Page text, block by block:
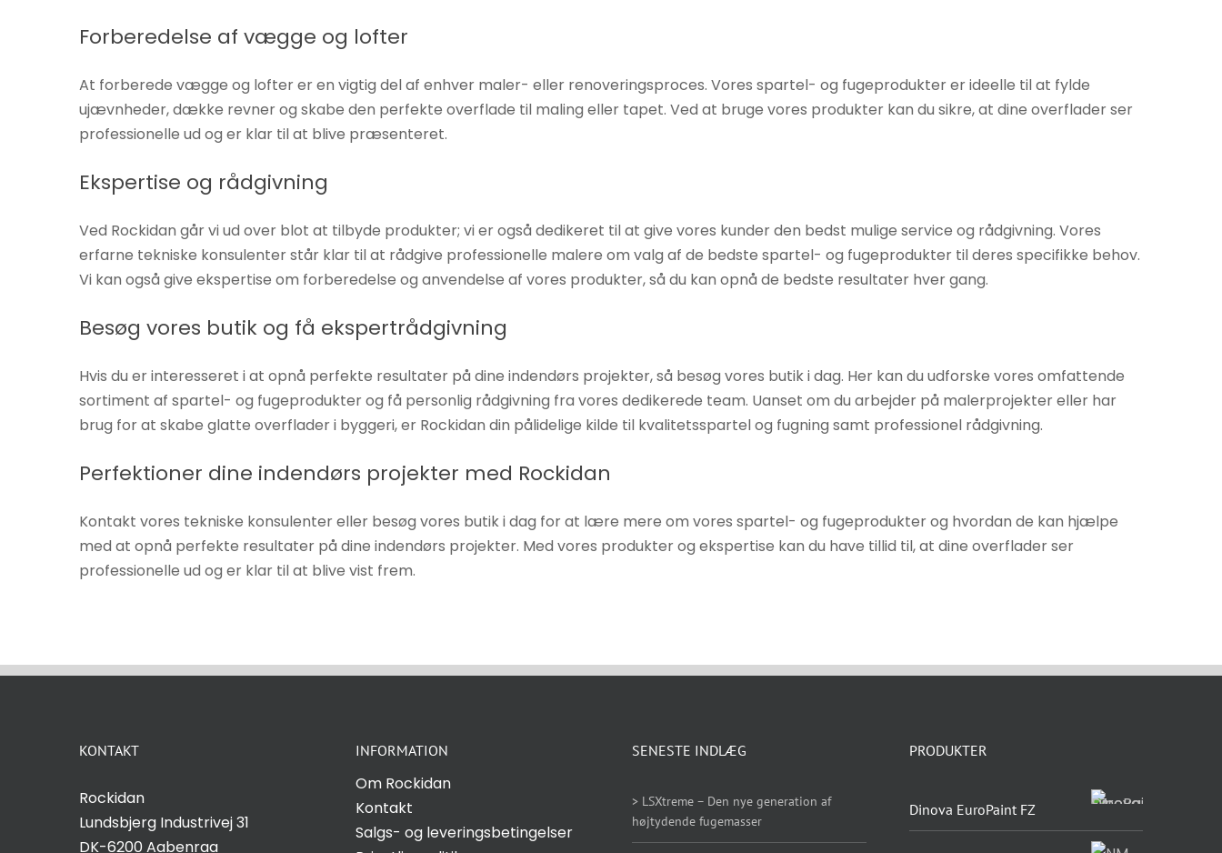
Forberedelse af vægge og lofter
At forberede vægge og lofter er en vigtig del af enhver maler- eller renoveringsproces. Vores spartel- og fugeprodukter er ideelle til at fylde
ujævnheder, dække revner og skabe den perfekte overflade til maling eller tapet. Ved at bruge vores produkter kan du sikre, at dine overflader ser
professionelle ud og er klar til at blive præsenteret.
Ekspertise og rådgivning
Ved Rockidan går vi ud over blot at tilbyde produkter; vi er også dedikeret til at give vores kunder den bedst mulige service og rådgivning. Vores
erfarne tekniske konsulenter står klar til at rådgive professionelle malere om valg af de bedste spartel- og fugeprodukter til deres specifikke behov.
Vi kan også give ekspertise om forberedelse og anvendelse af vores produkter, så du kan opnå de bedste resultater hver gang.
Besøg vores butik og få ekspertrådgivning
Hvis du er interesseret i at opnå perfekte resultater på dine indendørs projekter, så besøg vores butik i dag. Her kan du udforske vores omfattende
sortiment af spartel- og fugeprodukter og få personlig rådgivning fra vores dedikerede team. Uanset om du arbejder på malerprojekter eller har
brug for at skabe glatte overflader i byggeri, er Rockidan din pålidelige kilde til kvalitetsspartel og fugning samt professionel rådgivning.
Perfektioner dine indendørs projekter med Rockidan
Kontakt vores tekniske konsulenter eller besøg vores butik i dag for at lære mere om vores spartel- og fugeprodukter og hvordan de kan hjælpe
med at opnå perfekte resultater på dine indendørs projekter. Med vores produkter og ekspertise kan du have tillid til, at dine overflader ser
professionelle ud og er klar til at blive vist frem.
KONTAKT
Rockidan
Lundsbjerg Industrivej 31
DK-6200 Aabenraa
INFORMATION
Om Rockidan
Kontakt
Salgs- og leveringsbetingelser
SENESTE INDLÆG
> LSXtreme – Den nye generation af
højtydende fugemasser
PRODUKTER
Dinova EuroPaint FZ
vores side,
chancen
personligt
tilpasset